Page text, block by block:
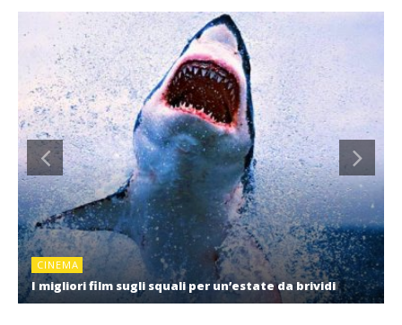
CINEMA
I migliori film sugli squali per un’estate da brividi